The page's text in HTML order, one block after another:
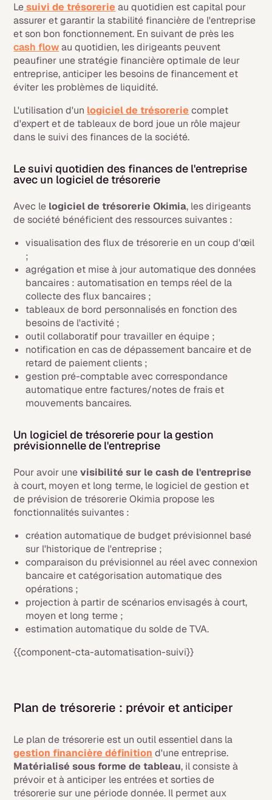
Le suivi de trésorerie au quotidien est capital pour
assurer et garantir la stabilité financière de l'entreprise
et son bon fonctionnement. En suivant de près les
cash flowau quotidien, les dirigeants peuvent
peaufiner une stratégie financière optimale de leur
entreprise, anticiper les besoins de financement et
éviter les problèmes de liquidité.
L'utilisation d'un logiciel de trésorerie complet
d'expert et de tableaux de bord joue un rôle majeur
dans le suivi des finances de la société.
Le suivi quotidien des finances de l'entreprise
avec un logiciel de trésorerie
Avec le logiciel de trésorerie Okimia, les dirigeants
de société bénéficient des ressources suivantes :
visualisation des flux de trésorerie en un coup d'œil
;
agrégation et mise à jour automatique des données
bancaires : automatisation en temps réel de la
collecte des flux bancaires ;
tableaux de bord personnalisés en fonction des
besoins de l'activité ;
outil collaboratif pour travailler en équipe ;
notification en cas de dépassement bancaire et de
retard de paiement clients ;
gestion pré-comptable avec correspondance
automatique entre factures/notes de frais et
mouvements bancaires.
Un logiciel de trésorerie pour la gestion
prévisionnelle de l'entreprise
Pour avoir unevisibilité sur le cash de l'entreprise
à court, moyen et long terme, le logiciel de gestion et
de prévision de trésorerie Okimia propose les
fonctionnalités suivantes :
création automatique de budget prévisionnel basé
sur l'historique de l'entreprise ;
comparaison du prévisionnel au réel avec connexion
bancaire et catégorisation automatique des
opérations ;
projection à partir de scénarios envisagés à court,
moyen et long terme ;
estimation automatique du solde de TVA.
{{component-cta-automatisation-suivi}}
Plan de trésorerie : prévoir et anticiper
Le plan de trésorerie est un outil essentiel dans la
gestion financière définition d'une entreprise.
Matérialisé sous forme de tableau, il consiste à
prévoir et à anticiper les entrées et sorties de
trésorerie sur une période donnée. Il permet aux